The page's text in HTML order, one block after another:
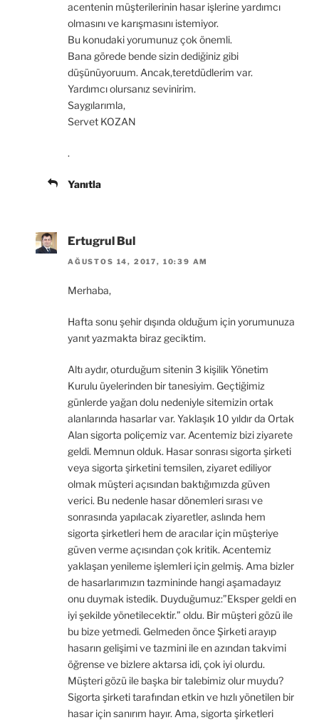
acentenin müşterilerinin hasar işlerine yardımcı
olmasını ve karışmasını istemiyor.
Bu konudaki yorumunuz çok önemli.
Bana görede bende sizin dediğiniz gibi
düşünüyoruum. Ancak,teretdüdlerim var.
Yardımcı olursanız sevinirim.
Saygılarımla,
Servet KOZAN
.
Yanıtla
Ertugrul Bul
AĞUSTOS 14, 2017, 10:39 AM
Merhaba,
Hafta sonu şehir dışında olduğum için yorumunuza
yanıt yazmakta biraz geciktim.
Altı aydır, oturduğum sitenin 3 kişilik Yönetim
Kurulu üyelerinden bir tanesiyim. Geçtiğimiz
günlerde yağan dolu nedeniyle sitemizin ortak
alanlarında hasarlar var. Yaklaşık 10 yıldır da Ortak
Alan sigorta poliçemiz var. Acentemiz bizi ziyarete
geldi. Memnun olduk. Hasar sonrası sigorta şirketi
veya sigorta şirketini temsilen, ziyaret ediliyor
olmak müşteri açısından baktığımızda güven
verici. Bu nedenle hasar dönemleri sırası ve
sonrasında yapılacak ziyaretler, aslında hem
sigorta şirketleri hem de aracılar için müşteriye
güven verme açısından çok kritik. Acentemiz
yaklaşan yenileme işlemleri için gelmiş. Ama bizler
de hasarlarımızın tazmininde hangi aşamadayız
onu duymak istedik. Duyduğumuz:”Eksper geldi en
iyi şekilde yönetilecektir.” oldu. Bir müşteri gözü ile
bu bize yetmedi. Gelmeden önce Şirketi arayıp
hasarın gelişimi ve tazmini ile en azından takvimi
öğrense ve bizlere aktarsa idi, çok iyi olurdu.
Müşteri gözü ile başka bir talebimiz olur muydu?
Sigorta şirketi tarafından etkin ve hızlı yönetilen bir
hasar için sanırım hayır. Ama, sigorta şirketleri